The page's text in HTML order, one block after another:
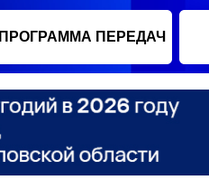
ПРОГРАММА ПЕРЕДАЧ